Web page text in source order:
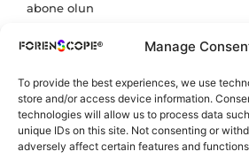
Manage
To provide the best experiences, we use
store and/or access device information.
technologies will allow us to process data
unique IDs on this site. Not consenting or
adversely affect certain features and
abone olun
Abone ol butonuna tıklayarak
KVKK
onaylamış olursunuz.